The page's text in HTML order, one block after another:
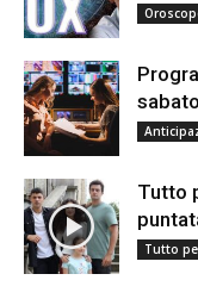
Tutto
Tutto